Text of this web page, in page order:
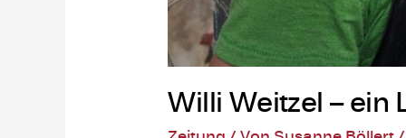
Willi Weitzel – ein